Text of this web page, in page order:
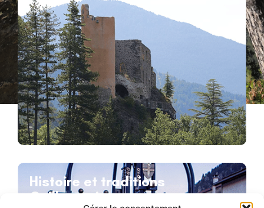
Histoire et traditions
Guillaumoises